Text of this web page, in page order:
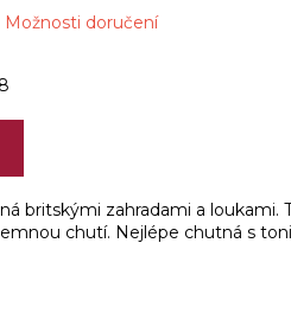
Možnosti doručení
britskými zahradami a loukami.
chutí. Nejlépe chutná s